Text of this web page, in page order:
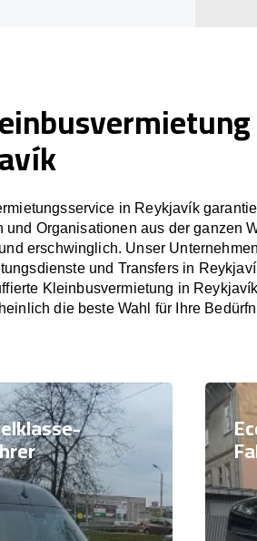
in Reykjavík
Organisationen aus der ganzen
erschwinglich. Unser Unternehmen
und Transfers in
Kleinbusvermietung in
die beste Wahl für Ihre